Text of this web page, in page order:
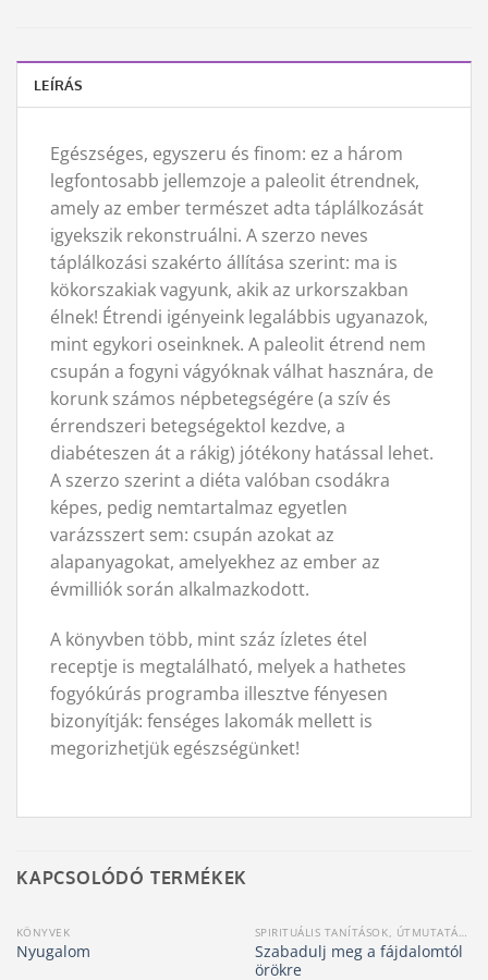
LEÍRÁS
Egészséges, egyszeru és finom: ez a három
legfontosabb jellemzoje a paleolit étrendnek,
amely az ember természet adta táplálkozását
igyekszik rekonstruálni. A szerzo neves
táplálkozási szakérto állítása szerint: ma is
kökorszakiak vagyunk, akik az urkorszakban
élnek! Étrendi igényeink legalábbis ugyanazok,
mint egykori oseinknek. A paleolit étrend nem
csupán a fogyni vágyóknak válhat hasznára, de
korunk számos népbetegségére (a szív és
érrendszeri betegségektol kezdve, a
diabéteszen át a rákig) jótékony hatással lehet.
A szerzo szerint a diéta valóban csodákra
képes, pedig nemtartalmaz egyetlen
varázsszert sem: csupán azokat az
alapanyagokat, amelyekhez az ember az
évmilliók során alkalmazkodott.
A könyvben több, mint száz ízletes étel
receptje is megtalálható, melyek a hathetes
fogyókúrás programba illesztve fényesen
bizonyítják: fenséges lakomák mellett is
megorizhetjük egészségünket!
KAPCSOLÓDÓ TERMÉKEK
KÖNYVEK
Nyugalom
SPIRITUÁLIS TANÍTÁSOK, ÚTMUTATÁSOK
Szabadulj meg a fájdalomtól
örökre